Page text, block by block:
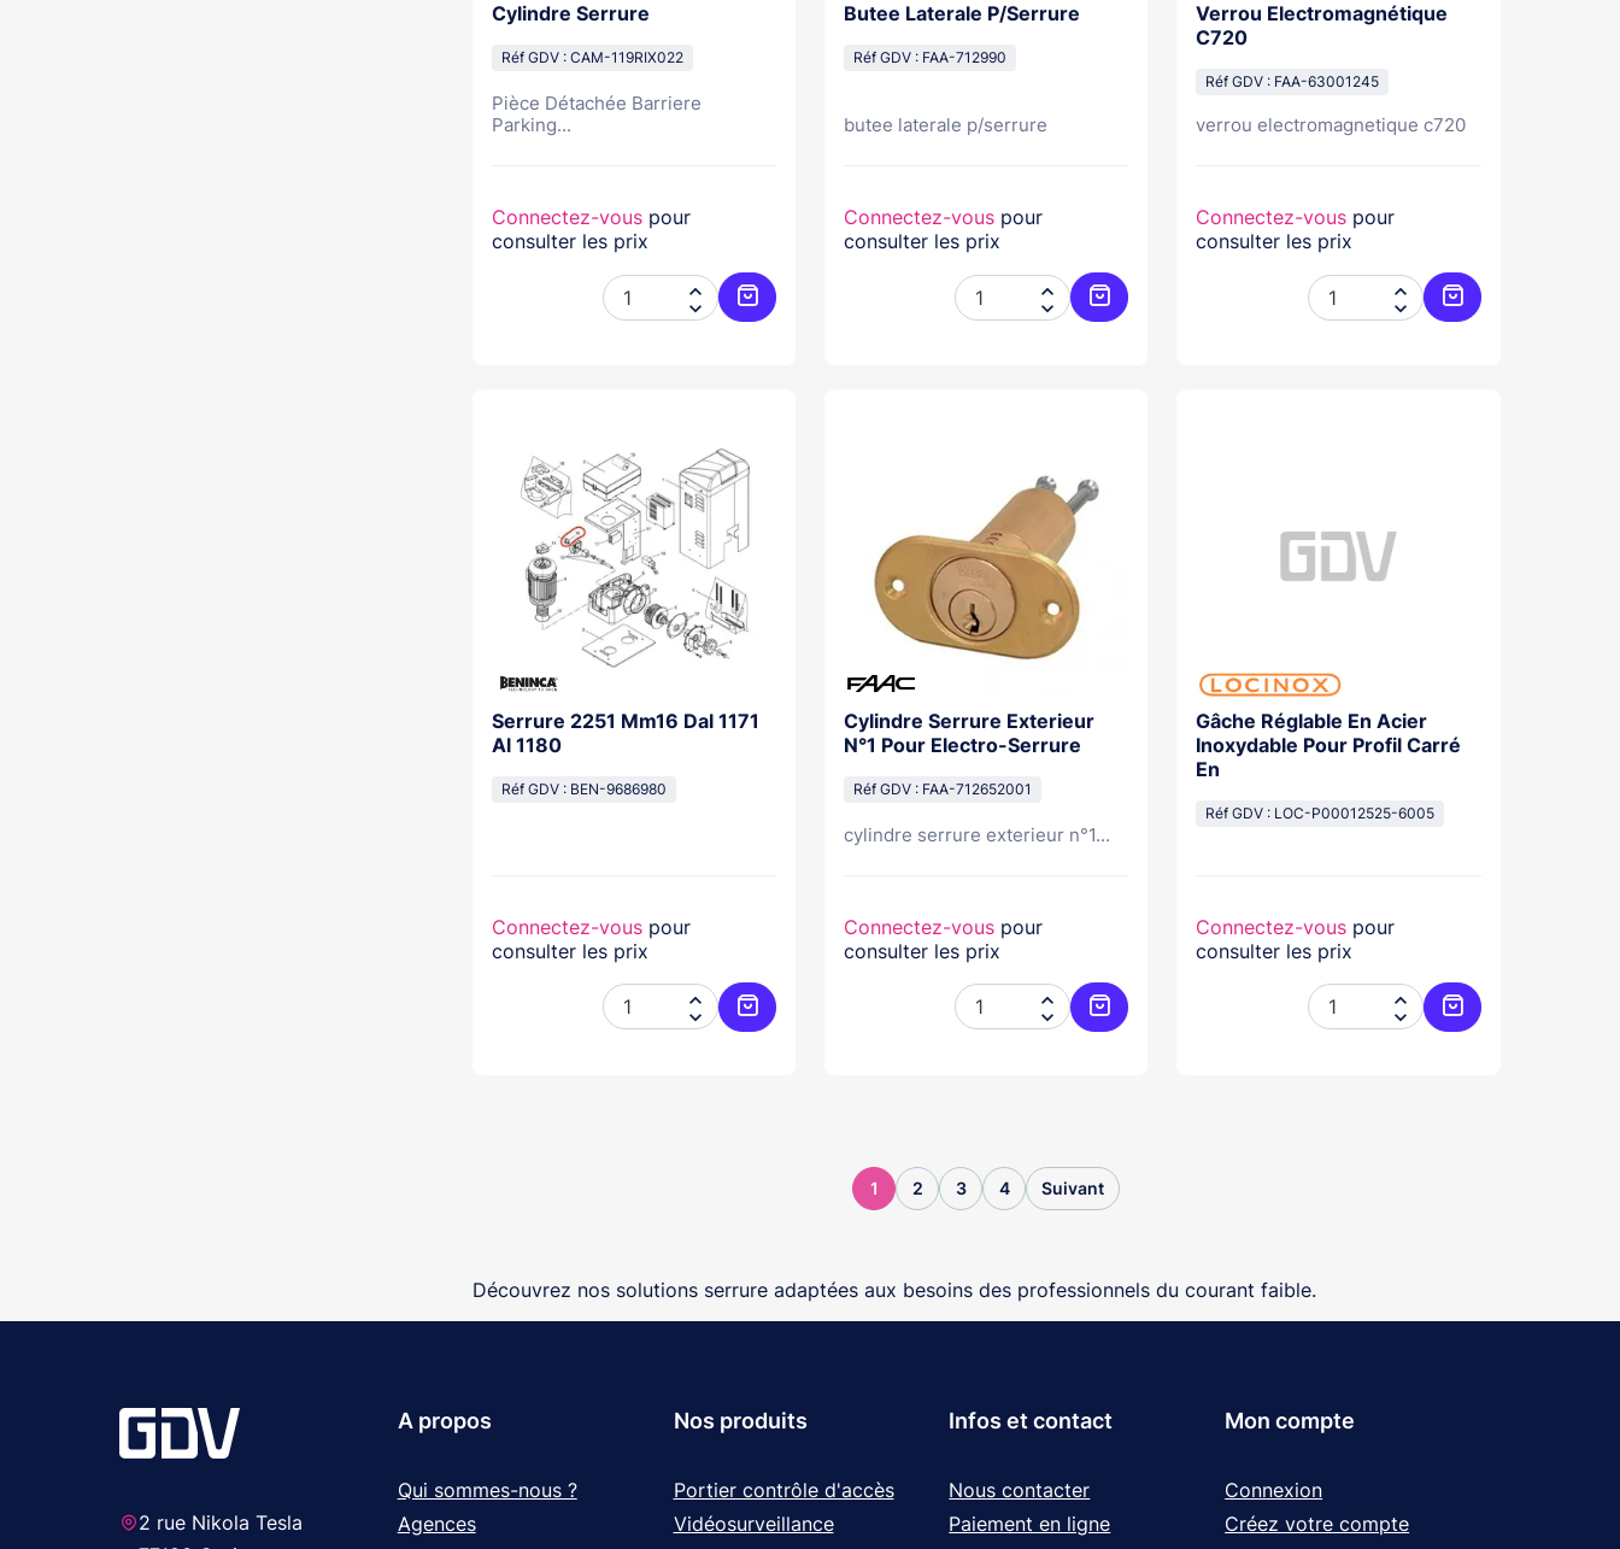
Cylindre Serrure
Réf GDV : CAM-119RIX022
Pièce Détachée Barriere
Parking...
Connectez-vouspour
consulter les prix


Ajouter au panier
Butee Laterale P/Serrure
Réf GDV : FAA-712990
butee laterale p/serrure
Connectez-vouspour
consulter les prix


Ajouter au panier
Verrou Electromagnétique
C720
Réf GDV : FAA-63001245
verrou electromagnetique c720
Connectez-vous pour
consulter les prix


Ajouter au panier
Serrure 2251 Mm16 Dal 1171
Al 1180
Réf GDV : BEN-9686980
Connectez-vouspour
consulter les prix


Ajouter au panier
Cylindre Serrure Exterieur
N°1 Pour Electro-Serrure
Réf GDV : FAA-712652001
cylindre serrure exterieur n°1...
Connectez-vouspour
consulter les prix


Ajouter au panier
Gâche Réglable En Acier
Inoxydable Pour Profil Carré
En
Réf GDV : LOC-P00012525-6005
Connectez-vous pour
consulter les prix


Ajouter au panier
1 2 3 4 Suivant
Découvrez nos solutions serrure adaptées aux besoins des professionnels du courant faible.
2 rue Nikola Tesla
A propos
Qui sommes-nous ?
Agences
Nos produits
Portier contrôle d'accès
Vidéosurveillance
Infos et contact
Nous contacter
Paiement en ligne
Mon compte
Connexion
Créez votre compte